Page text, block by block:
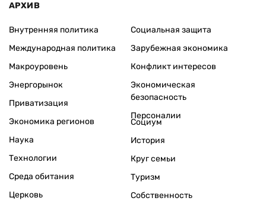
АРХИВ
Внутренняя политика
Международная политика
Макроуровень
Энергорынок
Приватизация
Экономика регионов
Социальная защита
Зарубежная экономика
Конфликт интересов
Экономическая
безопасность
Персоналии
Наука
Технологии
Среда обитания
Церковь
Социум
История
Круг семьи
Туризм
Собственность